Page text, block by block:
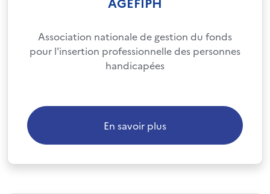
Association nationale de gestion du fonds
pour l'insertion professionnelle des personnes
handicapées
En savoir plus